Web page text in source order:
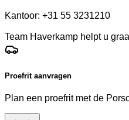
Kantoor: +31 55 3231210
Team Haverkamp helpt u
Proefrit aanvragen
Plan een proefrit met de